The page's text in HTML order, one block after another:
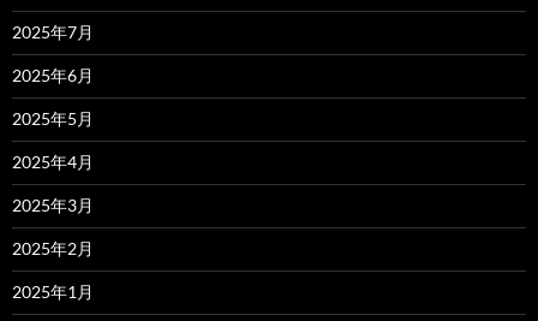
2025年7月
2025年6月
2025年5月
2025年4月
2025年3月
2025年2月
2025年1月